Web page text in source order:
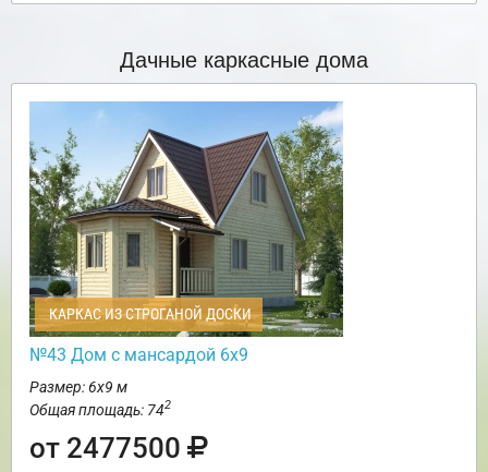
Дачные каркасные дома
КАРКАС ИЗ СТРОГАНОЙ ДОСКИ
№43 Дом с мансардой 6х9
Размер: 6х9 м
Общая площадь: 742
от 2477500